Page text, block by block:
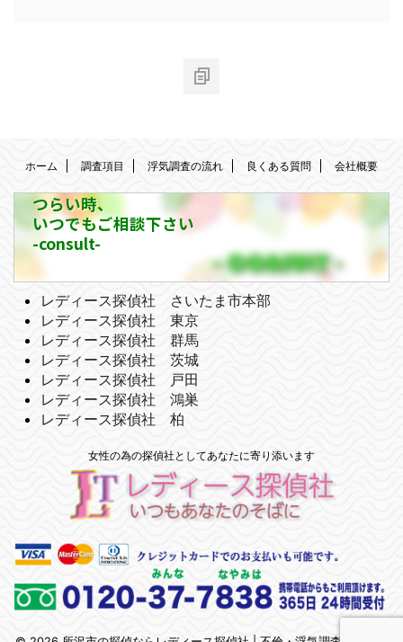
ホーム 調査項目 浮気調査の流れ 良くある質問 会社概要
つらい時、
いつでもご相談下さい
-consult-
レディース探偵社 さいたま市本部
レディース探偵社 東京
レディース探偵社 群馬
レディース探偵社 茨城
レディース探偵社 戸田
レディース探偵社 鴻巣
レディース探偵社 柏
女性の為の探偵社としてあなたに寄り添います